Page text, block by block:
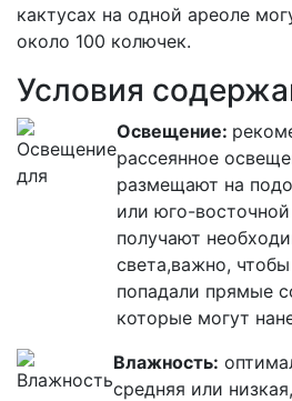
кактусах на одной ареоле
около 100 колючек.
Условия
Освещение:
рассеянное
размещают на
или юго-
получают
света,важно,
попадали прямые
которые могут
Влажность:
средняя или